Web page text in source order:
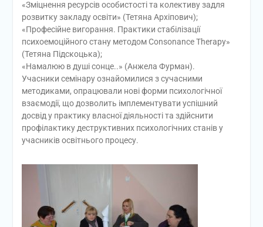
«Зміцнення ресурсів особистості та колективу задля
розвитку закладу освіти» (Тетяна Архіпович);
«Професійне вигорання. Практики стабілізації
психоемоційного стану методом Consonance Therapy»
(Тетяна Підскоцька);
«Намалюю в душі сонце..» (Анжела Фурман).
Учасники семінару ознайомилися з сучасними
методиками, опрацювали нові форми психологічної
взаємодії, що дозволить імплементувати успішний
досвід у практику власної діяльності та здійснити
профілактику деструктивних психологічних станів у
учасників освітнього процесу.